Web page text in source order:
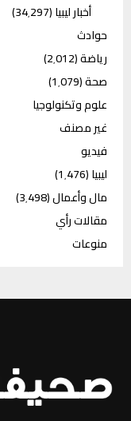
أخبار ليبيا(34٬297)
حوادث
رياضة(2٬012)
صحة(1٬079)
علوم وتكنولوجيا
غير مصنف
فيديو
ليبيا(1٬476)
مال وأعمال(3٬498)
مقالات رأي
منوعات